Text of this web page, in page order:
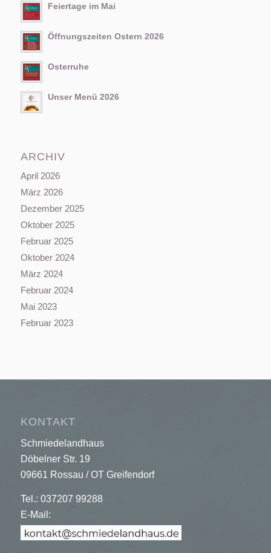
Feiertage im Mai
Öffnungszeiten Ostern 2026
Osterruhe
Unser Menü 2026
ARCHIV
April 2026
März 2026
Dezember 2025
Oktober 2025
Februar 2025
Oktober 2024
März 2024
Februar 2024
Mai 2023
Februar 2023
KONTAKT
Schmiedelandhaus
Döbelner Str. 19
09661 Rossau / OT Greifendorf
Tel.: 037207 99288
E-Mail: